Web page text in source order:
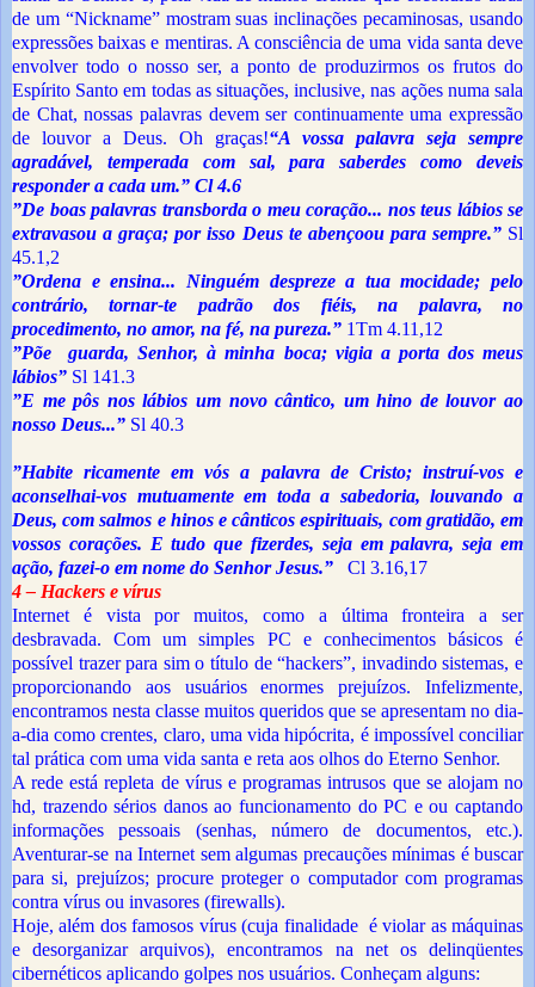
de um “Nickname” mostram suas inclinações pecaminosas, usando
expressões baixas e mentiras. A consciência de uma vida santa deve
envolver todo o nosso ser, a ponto de produzirmos os frutos do
Espírito Santo em todas as situações, inclusive, nas ações numa sala
de Chat, nossas palavras devem ser continuamente uma expressão
de louvor a Deus. Oh graças!“A vossa palavra seja sempre
agradável, temperada com sal, para saberdes como deveis
responder a cada um.” Cl 4.6
”De boas palavras transborda o meu coração... nos teus lábios se
extravasou a graça; por isso Deus te abençoou para sempre.” Sl
45.1,2
”Ordena e ensina... Ninguém despreze a tua mocidade; pelo
contrário, tornar-te padrão dos fiéis, na palavra, no
procedimento, no amor, na fé, na pureza.” 1Tm 4.11,12
”Põe guarda, Senhor, à minha boca; vigia a porta dos meus
lábios” Sl 141.3
”E me pôs nos lábios um novo cântico, um hino de louvor ao
nosso Deus...” Sl 40.3
”Habite ricamente em vós a palavra de Cristo; instruí-vos e
aconselhai-vos mutuamente em toda a sabedoria, louvando a
Deus, com salmos e hinos e cânticos espirituais, com gratidão, em
vossos corações. E tudo que fizerdes, seja em palavra, seja em
ação, fazei-o em nome do Senhor Jesus.” Cl 3.16,17
4 – Hackers e vírus
Internet é vista por muitos, como a última fronteira a ser
desbravada. Com um simples PC e conhecimentos básicos é
possível trazer para sim o título de “hackers”, invadindo sistemas, e
proporcionando aos usuários enormes prejuízos. Infelizmente,
encontramos nesta classe muitos queridos que se apresentam no dia-
a-dia como crentes, claro, uma vida hipócrita, é impossível conciliar
tal prática com uma vida santa e reta aos olhos do Eterno Senhor.
A rede está repleta de vírus e programas intrusos que se alojam no
hd, trazendo sérios danos ao funcionamento do PC e ou captando
informações pessoais (senhas, número de documentos, etc.).
Aventurar-se na Internet sem algumas precauções mínimas é buscar
para si, prejuízos; procure proteger o computador com programas
contra vírus ou invasores (firewalls).
Hoje, além dos famosos vírus (cuja finalidade é violar as máquinas
e desorganizar arquivos), encontramos na net os delinqüentes
cibernéticos aplicando golpes nos usuários. Conheçam alguns: